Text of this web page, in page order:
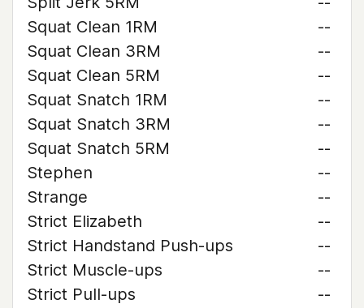
Squat Clean 1RM
--
Squat Clean 3RM
--
Squat Clean 5RM
--
Squat Snatch 1RM
--
Squat Snatch 3RM
--
Squat Snatch 5RM
--
Stephen
--
Strange
--
Strict Elizabeth
--
Strict Handstand Push-ups
--
Strict Muscle-ups
--
Strict Pull-ups
--